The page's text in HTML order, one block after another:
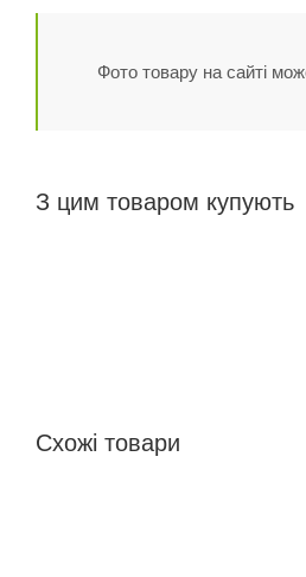
Фото товару на сайті
З цим товаром купують
Схожі товари